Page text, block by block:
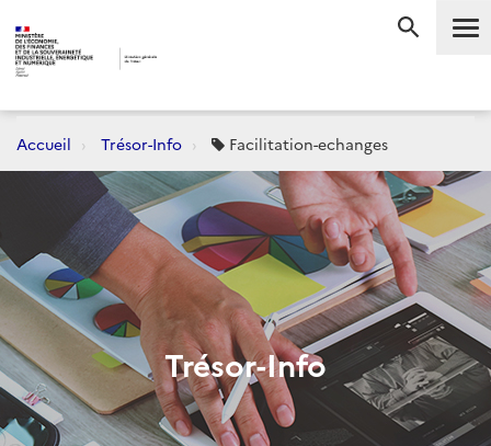
Accueil Trésor-Info Facilitation-echanges
Trésor-Info